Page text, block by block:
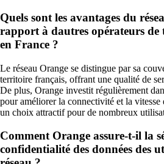
Quels sont les avantages du
rapport à dautres opérateurs de
en France ?
Le réseau Orange se distingue par sa
territoire français, offrant une qualité de
De plus, Orange investit régulièrement
pour améliorer la connectivité et la vitesse
un choix attractif pour de nombreux
Comment Orange assure-t-il la
confidentialité des données des